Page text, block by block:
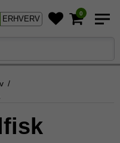
ERHVERV
0
/